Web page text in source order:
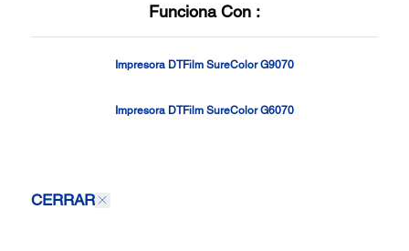
Funciona Con :
Impresora DTFilm SureColor G9070
Impresora DTFilm SureColor G6070
CERRAR